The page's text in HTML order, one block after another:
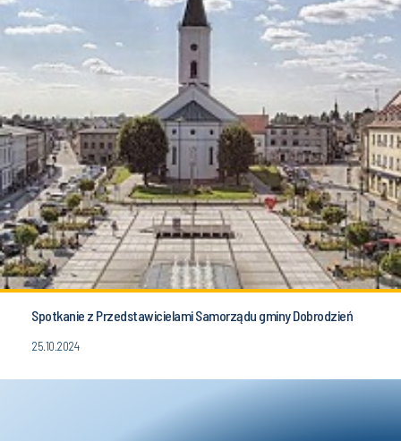
Spotkanie z Przedstawicielami Samorządu gminy Dobrodzień
25.10.2024